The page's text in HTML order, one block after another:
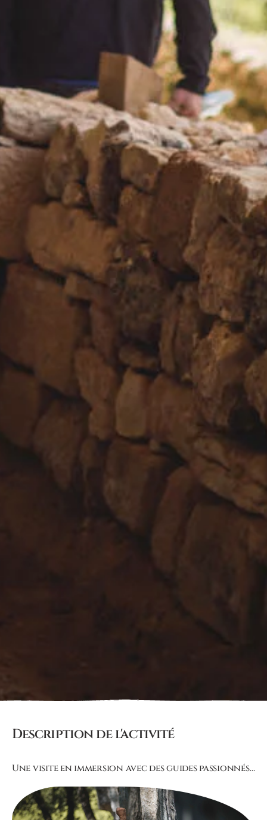
Description de l'activité
Une visite en immersion avec des guides passionnés…